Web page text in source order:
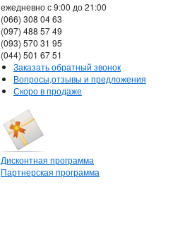
ежедневно с 9:00 до 21:00
(066) 308 04 63
(097) 488 57 49
(093) 570 31 95
(044) 501 67 51
Заказать обратный звонок
Вопросы,отзывы и предложения
Скоро в продаже
Дисконтная программа
Партнерская программа